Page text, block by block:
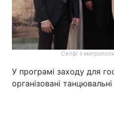
Селфі з
У програмі заходу для
організовані